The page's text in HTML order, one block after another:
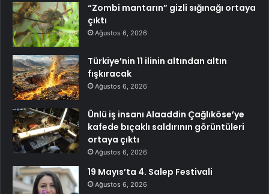
“Zombi mantarın” gizli sığınağı ortaya
çıktı
Ağustos 6, 2026
Türkiye’nin 11 ilinin altından altın
fışkıracak
Ağustos 6, 2026
Ünlü iş insanı Alaaddin Çağlıköse’ye
kafede bıçaklı saldırının görüntüleri
ortaya çıktı
Ağustos 6, 2026
19 Mayıs’ta 4. Salep Festivali
Ağustos 6, 2026